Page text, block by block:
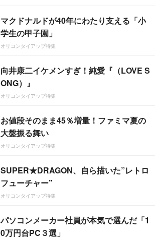
マクドナルドが40年にわたり支える「小
学生の甲子園」
オリコンタイアップ特集
向井康二イケメンすぎ！純愛『（LOVE S
ONG）』
オリコンタイアップ特集
お値段そのまま45％増量！ファミマ夏の
大盤振る舞い
オリコンタイアップ特集
SUPER★DRAGON、自ら描いた”レトロ
フューチャー”
オリコンタイアップ特集
パソコンメーカー社員が本気で選んだ「1
0万円台PC３選」